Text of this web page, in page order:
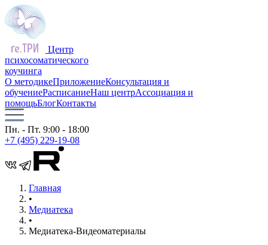
Центр
психосоматического
коучинга
О методикеПриложениеКонсультация и
обучениеРасписаниеНаш центрАссоциация и
помощьБлогКонтакты
Пн. - Пт. 9:00 - 18:00
+7 (495) 229-19-08
Главная
•
Медиатека
•
Медиатека-Видеоматериалы